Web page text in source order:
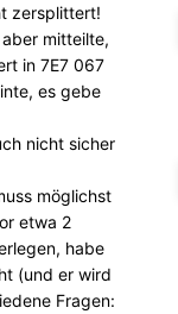
zersplittert!
mitteilte,
in 7E7 067
es gebe
nicht sicher
möglichst
etwa 2
habe
(und er wird
Fragen: